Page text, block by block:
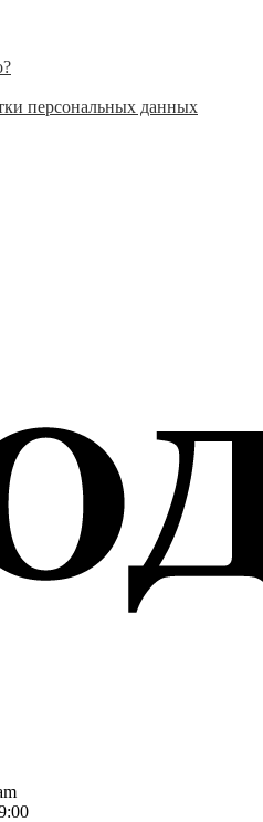
персональных данных